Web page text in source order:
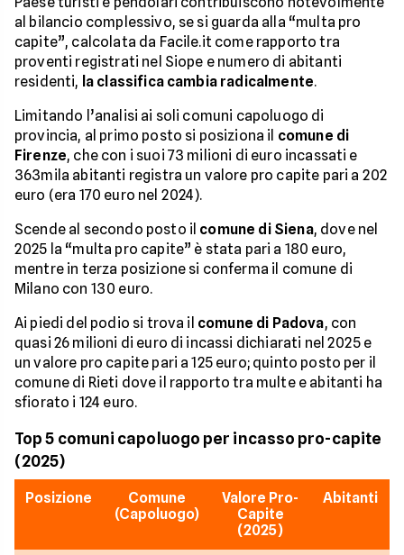
al bilancio complessivo, se si guarda alla “multa pro
capite”, calcolata da Facile.it come rapporto tra
proventi registrati nel Siope e numero di abitanti
residenti, la classifica cambia radicalmente.
Limitando l’analisi ai soli comuni capoluogo di
provincia, al primo posto si posiziona il comune di
Firenze, che con i suoi 73 milioni di euro incassati e
363mila abitanti registra un valore pro capite pari a 202
euro (era 170 euro nel 2024).
Scende al secondo posto il comune di Siena, dove nel
2025 la “multa pro capite” è stata pari a 180 euro,
mentre in terza posizione si conferma il comune di
Milano con 130 euro.
Ai piedi del podio si trova il comune di Padova, con
quasi 26 milioni di euro di incassi dichiarati nel 2025 e
un valore pro capite pari a 125 euro; quinto posto per il
comune di Rieti dove il rapporto tra multe e abitanti ha
sfiorato i 124 euro.
Top 5 comuni capoluogo per incasso pro-capite
(2025)
Posizione
Comune
(Capoluogo)
Valore Pro-
Capite
(2025)
Abitanti